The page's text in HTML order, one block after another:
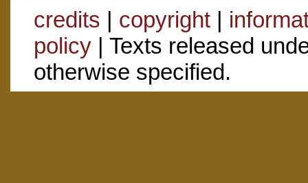
credits | copyright|
policy| Texts released
otherwise specified.